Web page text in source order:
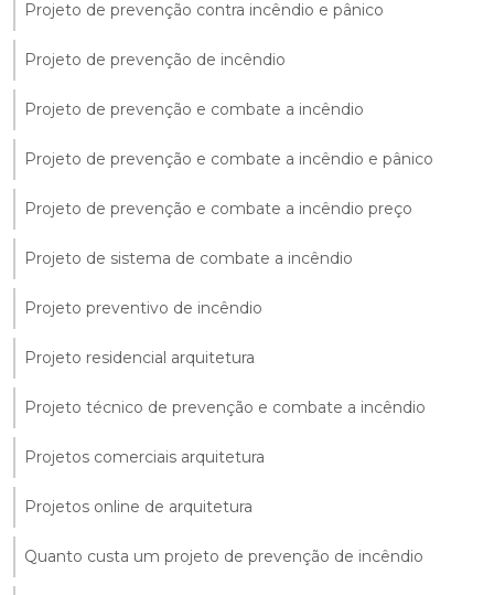
Projeto de prevenção contra incêndio e pânico
Projeto de prevenção de incêndio
Projeto de prevenção e combate a incêndio
Projeto de prevenção e combate a incêndio e pânico
Projeto de prevenção e combate a incêndio preço
Projeto de sistema de combate a incêndio
Projeto preventivo de incêndio
Projeto residencial arquitetura
Projeto técnico de prevenção e combate a incêndio
Projetos comerciais arquitetura
Projetos online de arquitetura
Quanto custa um projeto de prevenção de incêndio